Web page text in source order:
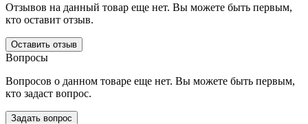
Отзывов на данный товар еще нет. Вы можете быть первым,
кто оставит отзыв.
Оставить отзыв
Вопросы
Вопросов о данном товаре еще нет. Вы можете быть первым,
кто задаст вопрос.
Задать вопрос